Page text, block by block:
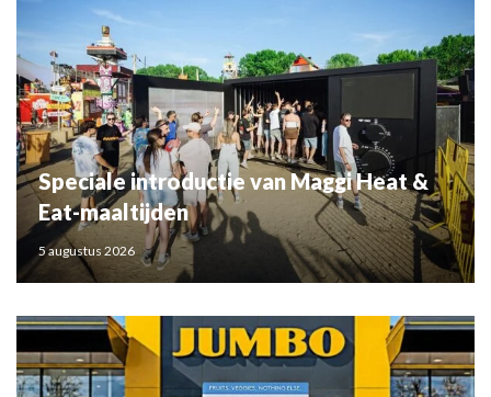
Speciale introductie van Maggi Heat &
Eat-maaltijden
5 augustus 2026